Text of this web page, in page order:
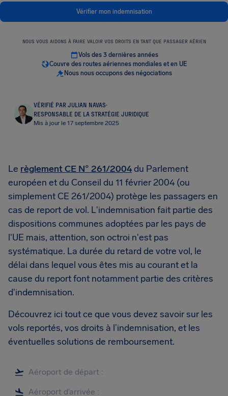
Vérifier mon indemnisation
NOUS VOUS AIDONS À FAIRE VALOIR VOS DROITS EN TANT QUE PASSAGER AÉRIEN
Vols des 3 dernières années
Couvre des routes aériennes mondiales et en UE
Nous nous occupons des négociations
VÉRIFIÉ PAR JULIAN NAVAS·
RESPONSABLE DE LA STRATÉGIE JURIDIQUE
Mis à jour le 17 septembre 2025
Le règlement CE N° 261/2004du Parlement
européen et du Conseil du 11 février 2004 (ou
simplement CE 261/2004) protège les passagers en
cas de report de vol. L'indemnisation fait partie des
dispositions communes adoptées par les pays de
l'UE mais, attention, son octroi n'est pas
systématique. La durée du retard de votre vol, le
délai dans lequel vous êtes mis au courant et la
cause du report font notamment partie des critères
d'indemnisation.
Découvrez ici tout ce que vous devez savoir sur les
vols reportés, vos droits à l’indemnisation, et les
éventuelles solutions de remboursement.